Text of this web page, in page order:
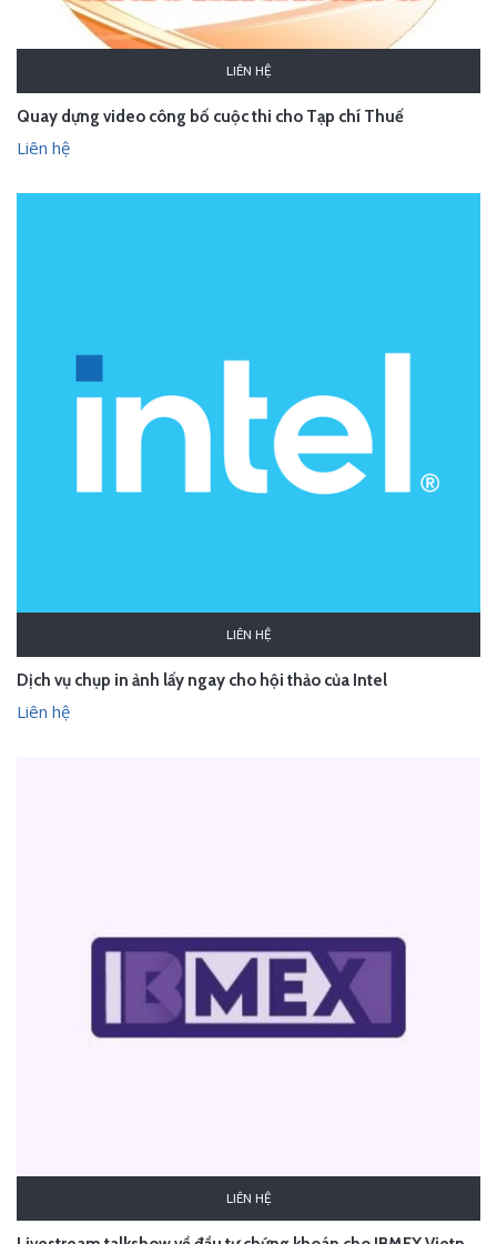
LIÊN HỆ
Quay dựng video công bố cuộc thi cho Tạp chí Thuế
Liên hệ
LIÊN HỆ
Dịch vụ chụp in ảnh lấy ngay cho hội thảo của Intel
Liên hệ
LIÊN HỆ